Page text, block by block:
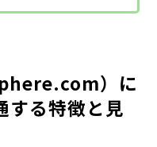
）に
する特徴と見